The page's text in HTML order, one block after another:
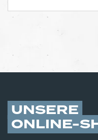
UNSERE
ONLINE-